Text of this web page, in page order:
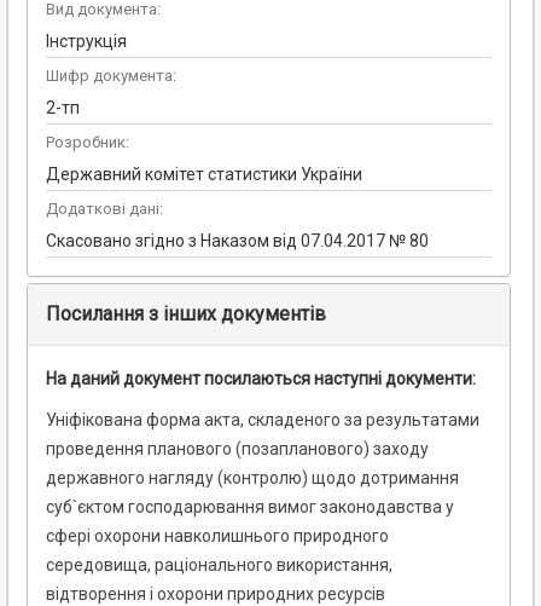
Вид документа:
Інструкція
Шифр документа:
2-тп
Розробник:
Державний комітет статистики України
Додаткові дані:
Скасовано згідно з Наказом від 07.04.2017 № 80
Посилання з інших документів
На даний документ посилаються наступні документи:
Уніфікована форма акта, складеного за результатами
проведення планового (позапланового) заходу
державного нагляду (контролю) щодо дотримання
суб`єктом господарювання вимог законодавства у
сфері охорони навколишнього природного
середовища, раціонального використання,
відтворення і охорони природних ресурсів